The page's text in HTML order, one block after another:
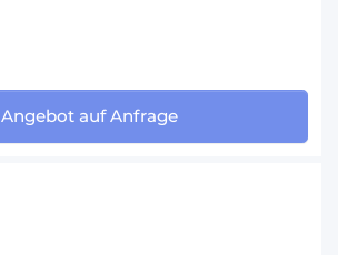
Angebot auf Anfrage